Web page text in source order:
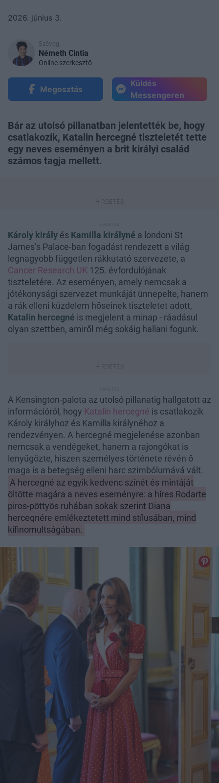
2026. június 3.
Szöveg:
Németh Cintia
Online szerkesztő
Megosztás
Küldés
Messengeren
Bár az utolsó pillanatban jelentették be, hogy
csatlakozik, Katalin hercegné tiszteletét tette
egy neves eseményen a brit királyi család
számos tagja mellett.
Károly király és Kamilla királyné a londoni St
James’s Palace-ban fogadást rendezett a világ
legnagyobb független rákkutató szervezete, a
Cancer Research UK 125. évfordulójának
tiszteletére. Az eseményen, amely nemcsak a
jótékonysági szervezet munkáját ünnepelte, hanem
a rák elleni küzdelem hőseinek tiszteletet adott,
Katalin hercegné is megjelent a minap - ráadásul
olyan szettben, amiről még sokáig hallani fogunk.
A Kensington-palota az utolsó pillanatig hallgatott az
információról, hogy Katalin hercegné is csatlakozik
Károly királyhoz és Kamilla királynéhoz a
rendezvényen. A hercegné megjelenése azonban
nemcsak a vendégeket, hanem a rajongókat is
lenyűgözte, hiszen személyes története révén ő
maga is a betegség elleni harc szimbólumává vált.
A hercegné az egyik kedvenc színét és mintáját
öltötte magára a neves eseményre: a híres Rodarte
piros-pöttyös ruhában sokak szerint Diana
hercegnére emlékeztetett mind stílusában, mind
kifinomultságában.